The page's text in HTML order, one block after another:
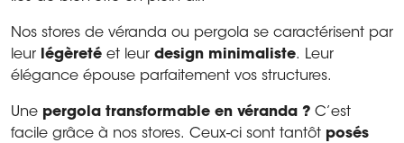
Nos stores de véranda ou pergola se caractérisent par
leur légèreté et leur design minimaliste. Leur
élégance épouse parfaitement vos structures.
Une pergola transformable en véranda ? C’est
facile grâce à nos stores. Ceux-ci sont tantôt posés